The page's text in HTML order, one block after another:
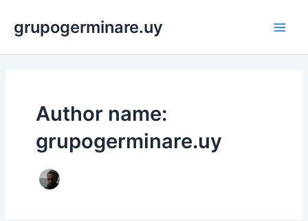
content
grupogerminare.uy
Author name:
grupogerminare.uy